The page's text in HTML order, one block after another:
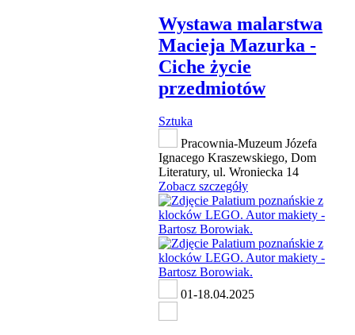
Wystawa malarstwa
Macieja Mazurka -
Ciche życie
przedmiotów
Sztuka
Pracownia-Muzeum Józefa
Ignacego Kraszewskiego, Dom
Literatury, ul. Wroniecka 14
Zobacz szczegóły
01-18.04.2025